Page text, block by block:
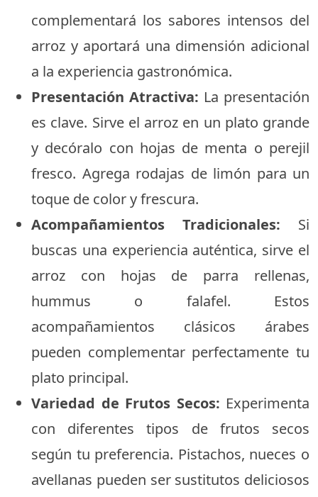
complementará los sabores intensos del
arroz y aportará una dimensión adicional
a la experiencia gastronómica.
Presentación Atractiva: La presentación
es clave. Sirve el arroz en un plato grande
y decóralo con hojas de menta o perejil
fresco. Agrega rodajas de limón para un
toque de color y frescura.
Acompañamientos Tradicionales: Si
buscas una experiencia auténtica, sirve el
arroz con hojas de parra rellenas,
hummus o falafel. Estos
acompañamientos clásicos árabes
pueden complementar perfectamente tu
plato principal.
Variedad de Frutos Secos: Experimenta
con diferentes tipos de frutos secos
según tu preferencia. Pistachos, nueces o
avellanas pueden ser sustitutos deliciosos